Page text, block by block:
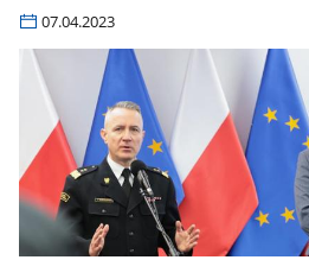
07.04.2023